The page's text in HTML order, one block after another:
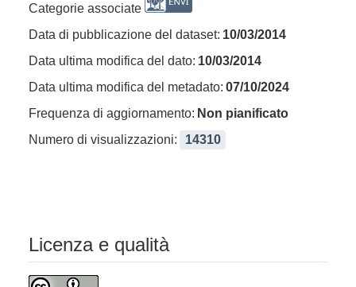
Categorie associate
Data di pubblicazione del dataset: 10/03/2014
Data ultima modifica del dato: 10/03/2014
Data ultima modifica del metadato: 07/10/2024
Frequenza di aggiornamento: Non pianificato
Numero di visualizzazioni:
14310
Licenza e qualità